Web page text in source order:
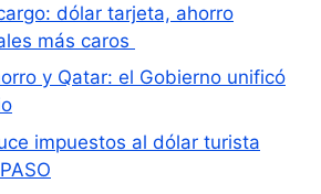
dólar tarjeta, ahorro
más caros
y Qatar: el Gobierno unificó
impuestos al dólar turista